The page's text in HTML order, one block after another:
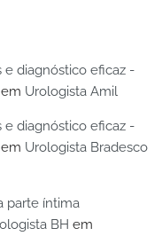
e diagnóstico eficaz -
em Urologista Amil
e diagnóstico eficaz -
em Urologista Bradesco
parte íntima
BH em